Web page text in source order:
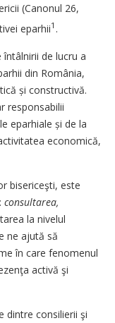
(Canonul 26,
eparhii1 .
de lucru a
din România,
și constructivă.
responsabilii
eparhiale și de la
economică,
bisericeşti, este
consultarea,
la nivelul
ne ajută să
în care fenomenul
activă şi
dintre consilierii şi